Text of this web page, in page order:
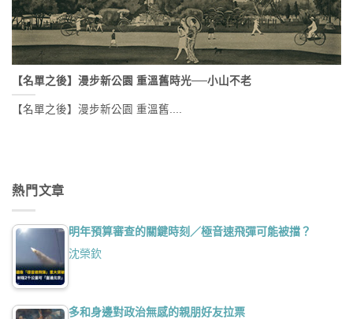
【名單之後】漫步新公園 重溫舊時光──小山不老
【名單之後】漫步新公園 重溫舊....
熱門文章
明年預算審查的關鍵時刻／極音速飛彈可能被擋？
沈榮欽
多和身邊對政治無感的親朋好友拉票